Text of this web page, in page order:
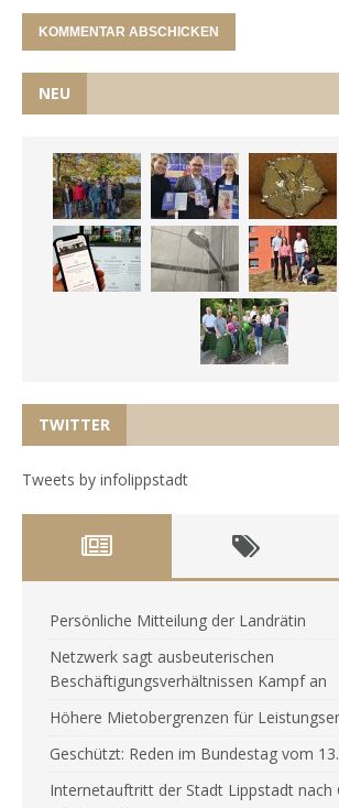
NEU
TWITTER
Tweets by infolippstadt
Persönliche Mitteilung der Landrätin
Netzwerk sagt ausbeuterischen
Beschäftigungsverhältnissen Kampf an
Höhere Mietobergrenzen für
Geschützt: Reden im Bundestag vom
Internetauftritt der Stadt Lippstadt nach